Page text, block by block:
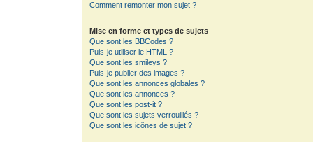
Comment remonter mon sujet ?
Mise en forme et types de sujets
Que sont les BBCodes ?
Puis-je utiliser le HTML ?
Que sont les smileys ?
Puis-je publier des images ?
Que sont les annonces globales ?
Que sont les annonces ?
Que sont les post-it ?
Que sont les sujets verrouillés ?
Que sont les icônes de sujet ?